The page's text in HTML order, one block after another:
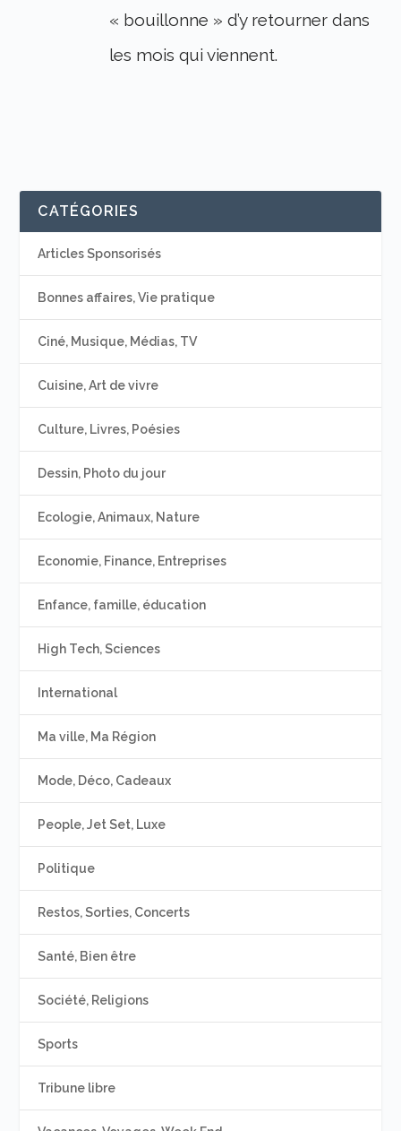
« bouillonne » d’y retourner dans
les mois qui viennent.
CATÉGORIES
Articles Sponsorisés
Bonnes affaires, Vie pratique
Ciné, Musique, Médias, TV
Cuisine, Art de vivre
Culture, Livres, Poésies
Dessin, Photo du jour
Ecologie, Animaux, Nature
Economie, Finance, Entreprises
Enfance, famille, éducation
High Tech, Sciences
International
Ma ville, Ma Région
Mode, Déco, Cadeaux
People, Jet Set, Luxe
Politique
Restos, Sorties, Concerts
Santé, Bien être
Société, Religions
Sports
Tribune libre